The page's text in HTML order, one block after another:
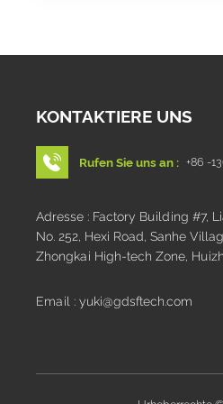
KONTAKTIERE UNS
Rufen Sie uns an : +86 -
Adresse : Factory Building #7,
No. 252, Hexi Road, Sanhe
Zhongkai High-tech Zone,
Email : yuki@gdsftech.com